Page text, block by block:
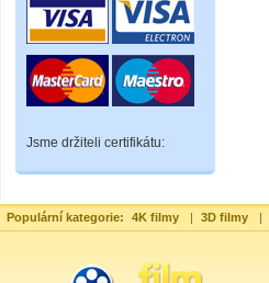
Jsme držiteli certifikátu:
Populární kategorie: 4K filmy | 3D filmy |